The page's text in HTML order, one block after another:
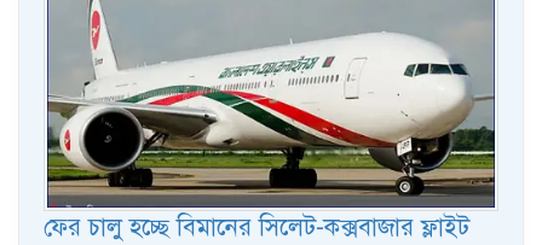
ফের চালু হচ্ছে বিমানের সিলেট-কক্সবাজার ফ্লাইট